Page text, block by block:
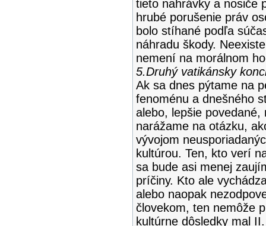
tieto nahrávky a nosiče
hrubé porušenie práv
bolo stíhané podľa
náhradu škody.
nemení na morálnom
5.Druhý vatikánsky
Ak sa dnes pýtame na
fenoménu a dnešného
alebo, lepšie povedané,
narážame na otázku,
vývojom
kultúrou. Ten, kto verí
sa bude asi menej
príčiny. Kto ale
alebo naopak
človekom, ten nemôže
kultúrne dôsledky mal